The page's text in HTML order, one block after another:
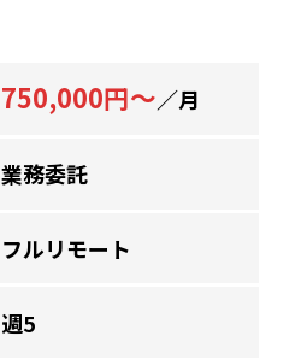
750,000円～／月
業務委託
フルリモート
週5